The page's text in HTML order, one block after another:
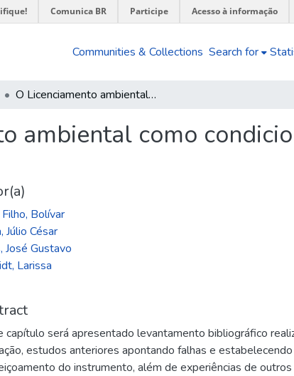
Comunica BR Participe Acesso à informação
Communities & Collections Search for
O Licenciamento ambiental como condicionante à execução de obras de infraestrutura
ambiental como
Bolívar
Júlio César
José Gustavo
Larissa
capítulo será apresentado levantamento bibliográfico
estudos anteriores apontando falhas e
do instrumento, além de experiências de